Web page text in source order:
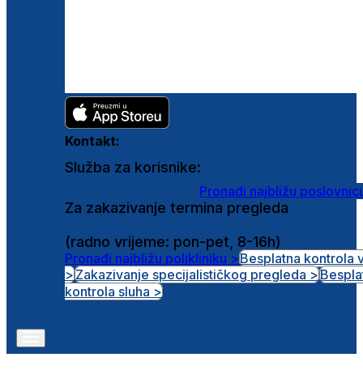
Kontakt:
Služba za korisnike:
Pronađi najbližu
Za zakazivanje termina pregleda
(radno vrijeme: pon-pet, 8-16h)
Pronađi najbližu polikliniku >Besplatna kontrola
>Zakazivanje specijalističkog pregleda >
kontrola sluha >